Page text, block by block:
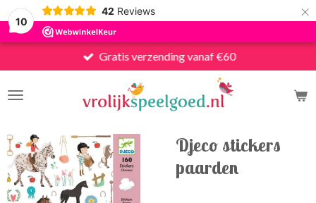
10
42 Reviews ×
Gratis verzending vanaf €60
Djeco stickers
paarden